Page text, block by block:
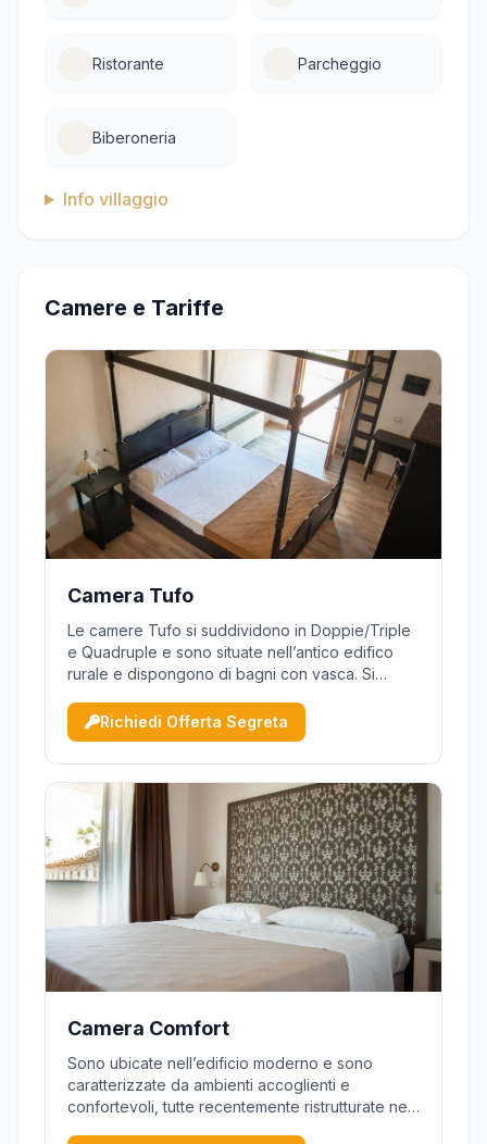
Ristorante Parcheggio
Biberoneria
Info villaggio
Camere e Tariffe
Camera Tufo
Le camere Tufo si suddividono in Doppie/Triple
e Quadruple e sono situate nell’antico edifico
rurale e dispongono di bagni con vasca. Si
vasca da bagno, alcune di queste con letto a
baldacchino. Tutte le camere dispongono di
servizi privati, aria co...
Richiedi Offerta Segreta
Camera Comfort
Sono ubicate nell’edificio moderno e sono
caratterizzate da ambienti accoglienti e
confortevoli, tutte recentemente ristrutturate nei